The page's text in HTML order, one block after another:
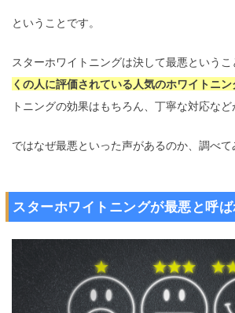
ということです。
スターホワイトニングは決して最悪という
くの人に評価されている人気のホワイトニン
トニングの効果はもちろん、丁寧な対応など
ではなぜ最悪といった声があるのか、調べて
スターホワイトニングが最悪と呼